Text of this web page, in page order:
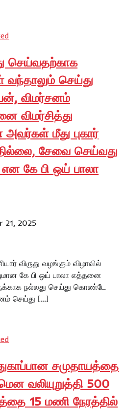
செய்வதற்காக
செய்து
விமர்சனம்
விமர்சித்து
அவர்கள் மீது புகார்
சேவை செய்வது
கே பி ஒய் பாலா
21, 2025
விருது வழங்கும் விழாவில்
கே பி ஒய் பாலா எத்தனை
நல்லது செய்து கொண்டே
செய்து […]
சமுதாயத்தை
வலியுறுத்தி 500
15 மணி நேரத்தில்